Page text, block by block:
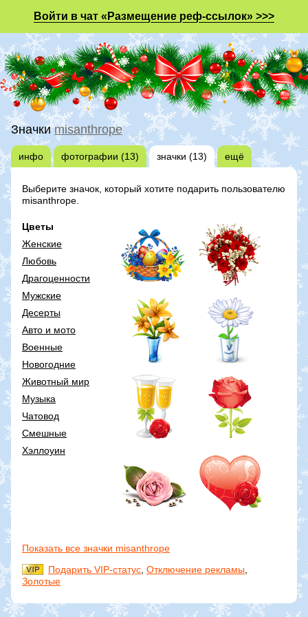
Войти в чат «Размещение реф-ссылок» >>>
Значкиmisanthrope
инфо фотографии (13) значки (13) ещё
Выберите значок, который хотите подарить пользователю
misanthrope.
Цветы
Женские
Любовь
Драгоценности
Мужские
Десерты
Авто и мото
Военные
Новогодние
Животный мир
Музыка
Чатовод
Смешные
Хэллоуин
Показать все значки misanthrope
Подарить VIP-статус Отключение рекламы
Золотые